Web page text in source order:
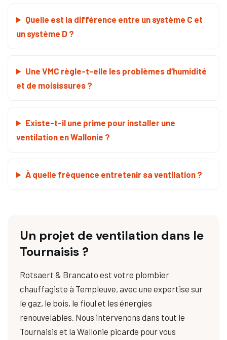
Quelle est la différence entre un système C et
un système D ?
Une VMC règle-t-elle les problèmes d’humidité
et de moisissures ?
Existe-t-il une prime pour installer une
ventilation en Wallonie ?
À quelle fréquence entretenir sa ventilation ?
Un projet de ventilation dans le
Tournaisis ?
Rotsaert & Brancato est votre plombier
chauffagiste à Templeuve, avec une expertise sur
le gaz, le bois, le fioul et les énergies
renouvelables. Nous intervenons dans tout le
Tournaisis et la Wallonie picarde pour vous